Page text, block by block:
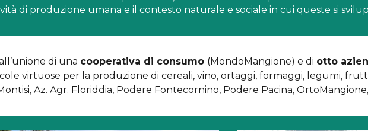
di produzione umana e il contesto naturale e sociale in cui queste si
di una cooperativa di consumo (MondoMangione) e di otto
virtuose per la produzione di cereali, vino, ortaggi, formaggi, legumi,
Az. Agr. Floriddia, Podere Fontecornino, Podere Pacina, OrtoMangione,